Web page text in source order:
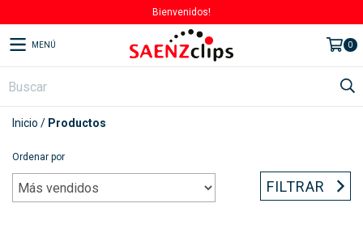
Bienvenidos!
MENÚ 0
Inicio / Productos
Ordenar por
FILTRAR